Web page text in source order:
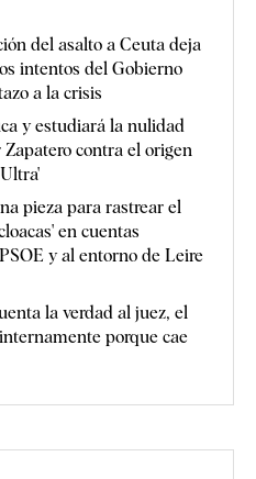
del asalto a Ceuta deja
intentos del Gobierno
a la crisis
y estudiará la nulidad
contra el origen
pieza para rastrear el
en cuentas
y al entorno de Leire
la verdad al juez, el
porque cae